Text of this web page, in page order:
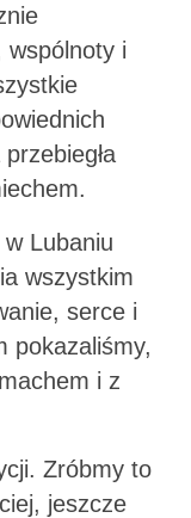
wspólnoty i
Lubaniu
wszystkim
serce i
pokazaliśmy,
i z
Zróbmy to
jeszcze